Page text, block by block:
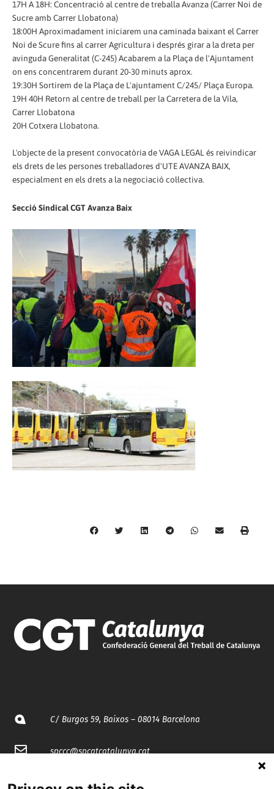
17H A 18H: Concentració al centre de treballa Avanza (Carrer Noi de
Sucre amb Carrer Llobatona)
18:00H Aproximadament iniciarem una caminada baixant el Carrer
Noi de Scure fins al carrer Agricultura i després girar a la dreta per
avinguda Generalitat (C-245) Acabarem a la Plaça de l'Ajuntament
on ens concentrarem durant 20-30 minuts aprox.
19:30H Sortirem de la Plaça de L'ajuntament C/245/ Plaça Europa.
19H 40H Retorn al centre de treball per la Carretera de la Vila,
Carrer Llobatona
20H Cotxera Llobatona.
L'objecte de la present convocatòria de VAGA LEGAL és reivindicar
els drets de les persones treballadores d'UTE AVANZA BAIX,
especialment en els drets a la negociació col·lectiva.
Secció Sindical CGT Avanza Baix
C/ Burgos 59, Baixos – 08014 Barcelona
spccc@spcgtcatalunya.cat